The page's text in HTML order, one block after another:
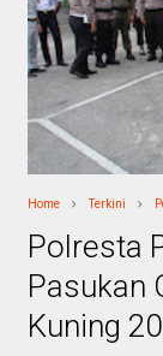
Home Terkini
Polresta
Pasukan
Kuning